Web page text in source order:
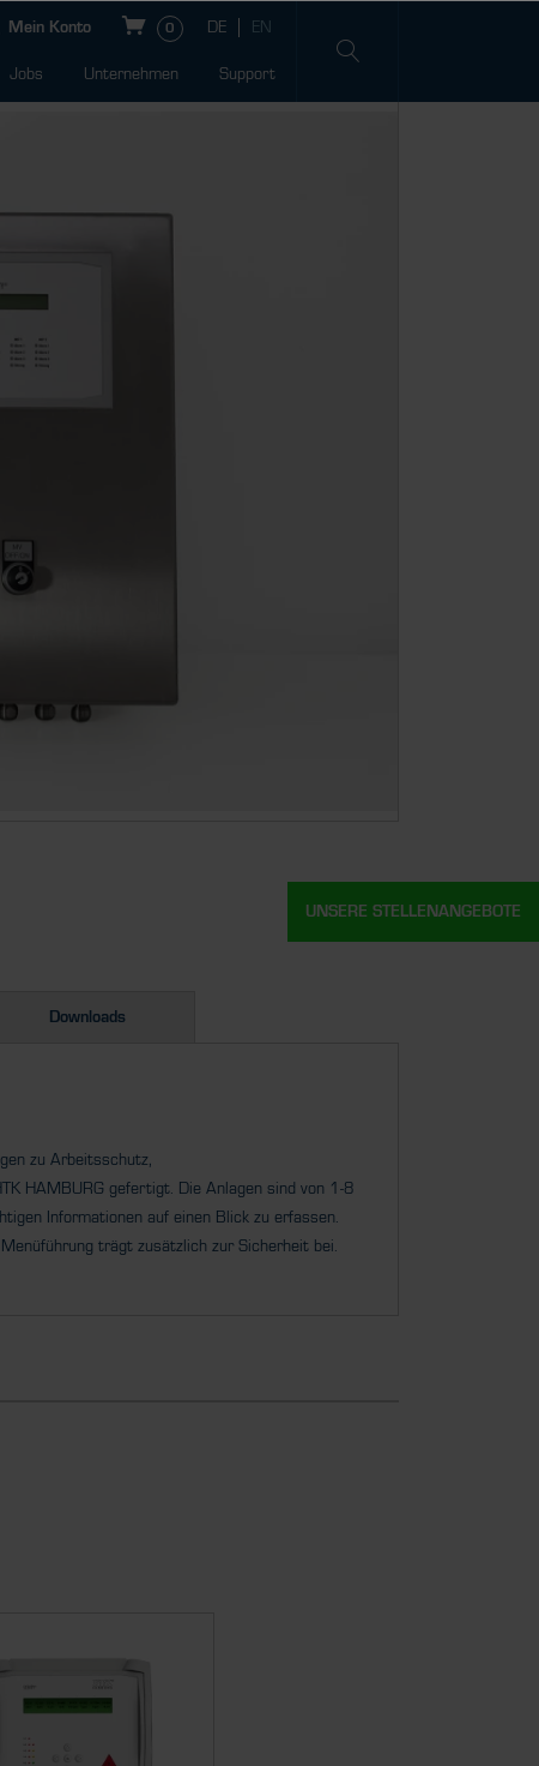
Mein Konto 0
Jobs Unternehmen Support
Downloads
zu Arbeitsschutz,
HAMBURG gefertigt. Die Anlagen sind von 1-8
Informationen auf einen Blick zu erfassen.
trägt zusätzlich zur Sicherheit bei.
UNSERE STELLENANGEBOTE